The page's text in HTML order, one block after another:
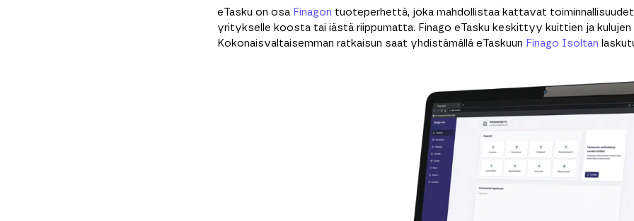
eTasku on osa Finagon tuoteperhettä, joka mahdollistaa kattavat
yritykselle koosta tai iästä riippumatta. Finago eTasku keskittyy kuittien ja kulujen
Kokonaisvaltaisemman ratkaisun saat yhdistämällä eTaskuun Finago Isoltan